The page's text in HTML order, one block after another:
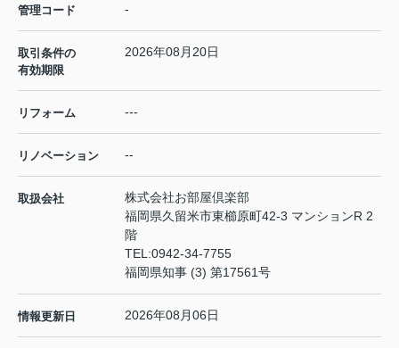
管理コード -
取引条件の
有効期限
2026年08月20日
リフォーム ---
リノベーション --
取扱会社
株式会社お部屋倶楽部
福岡県久留米市東櫛原町42-3 マンションR 2
階
TEL:0942-34-7755
福岡県知事 (3) 第17561号
情報更新日 2026年08月06日